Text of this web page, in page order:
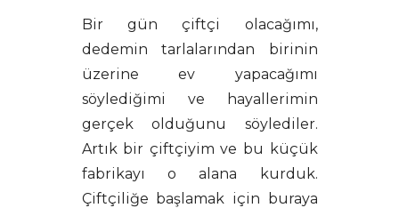
Bir gün çiftçi olacağımı,
dedemin tarlalarından birinin
üzerine ev yapacağımı
söylediğimi ve hayallerimin
gerçek olduğunu söylediler.
Artık bir çiftçiyim ve bu küçük
fabrikayı o alana kurduk.
Çiftçiliğe başlamak için buraya